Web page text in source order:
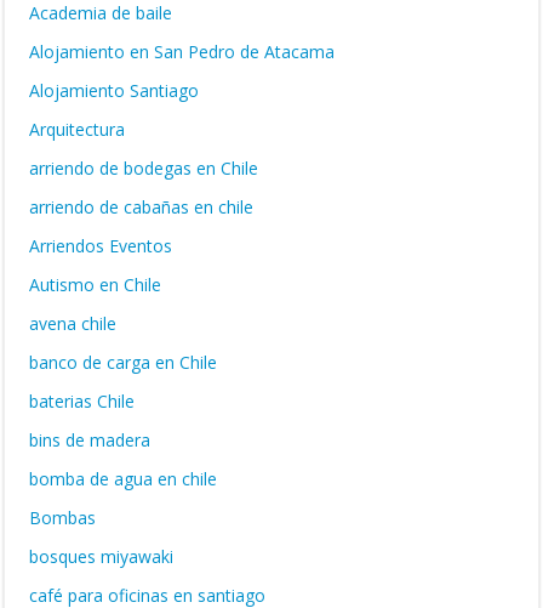
Academia de baile
Alojamiento en San Pedro de Atacama
Alojamiento Santiago
Arquitectura
arriendo de bodegas en Chile
arriendo de cabañas en chile
Arriendos Eventos
Autismo en Chile
avena chile
banco de carga en Chile
baterias Chile
bins de madera
bomba de agua en chile
Bombas
bosques miyawaki
café para oficinas en santiago